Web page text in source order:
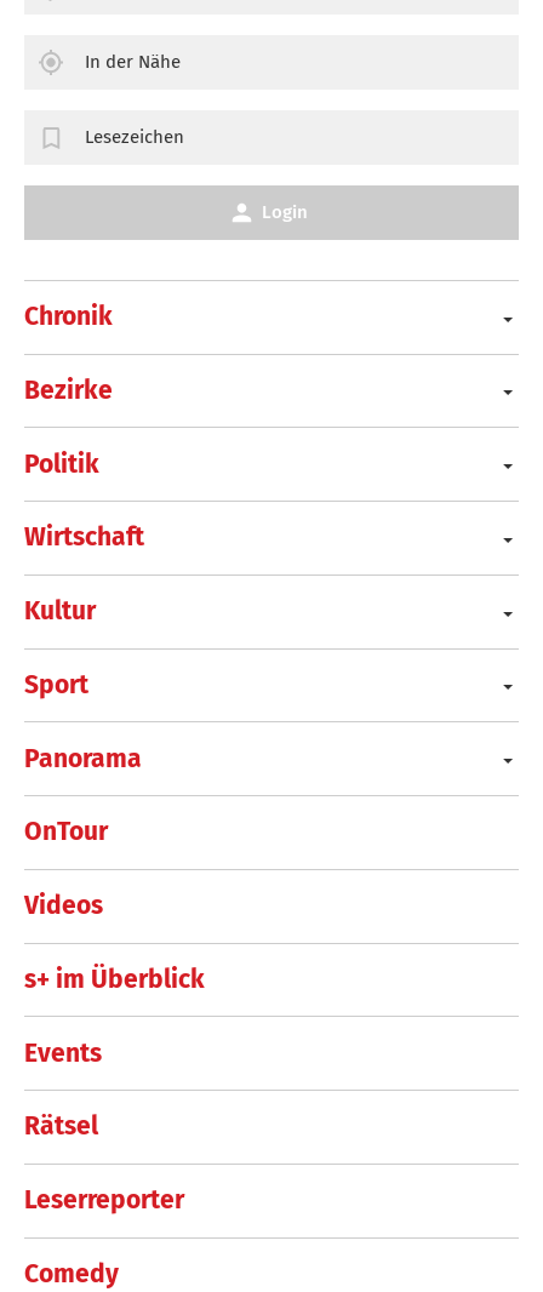
Chronik
Bezirke
Politik
Wirtschaft
Kultur
Sport
Panorama
OnTour
Videos
s+ im Überblick
Events
Rätsel
Leserreporter
Comedy
In der Nähe
Lesezeichen
Login